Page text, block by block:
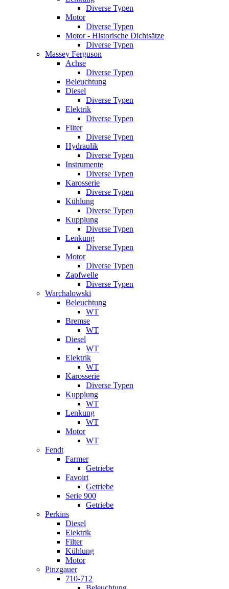
Diverse Typen
Motor
Diverse Typen
Motor - Historische Dichtsätze
Diverse Typen
Massey Ferguson
Achse
Diverse Typen
Beleuchtung
Diesel
Diverse Typen
Elektrik
Diverse Typen
Filter
Diverse Typen
Hydraulik
Diverse Typen
Instrumente
Diverse Typen
Karosserie
Diverse Typen
Kühlung
Diverse Typen
Kupplung
Diverse Typen
Lenkung
Diverse Typen
Motor
Diverse Typen
Zapfwelle
Diverse Typen
Warchalowski
Beleuchtung
WT
Bremse
WT
Diesel
WT
Elektrik
WT
Karosserie
Diverse Typen
Kupplung
WT
Lenkung
WT
Motor
WT
Fendt
Farmer
Getriebe
Favoirt
Getriebe
Serie 900
Getriebe
Perkins
Diesel
Elektrik
Filter
Kühlung
Motor
Pinzgauer
710-712